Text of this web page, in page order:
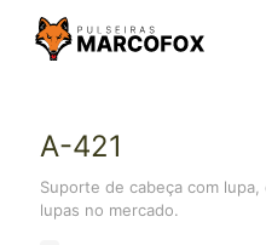
A-421
Suporte de cabeça com
lupas no mercado.